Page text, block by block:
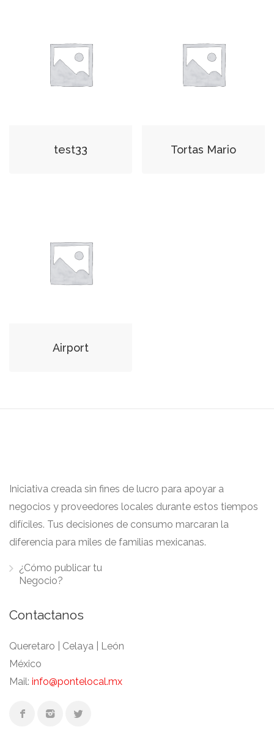
test33 Tortas Mario
Airport
Iniciativa creada sin fines de lucro para apoyar a
negocios y proveedores locales durante estos tiempos
difíciles. Tus decisiones de consumo marcaran la
diferencia para miles de familias mexicanas.
¿Cómo publicar tu
Negocio?
Contactanos
Queretaro | Celaya | León
México
Mail: info@pontelocal.mx